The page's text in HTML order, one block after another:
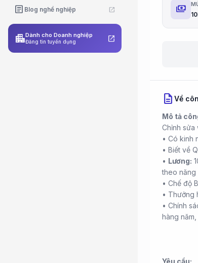
article Blog nghề nghiệp open_in_new
apartmentDành cho Doanh nghiệp
Đăng tin tuyển dụng open_in_new
payments
description Về
Mô tả
Chỉnh
• Có kinh
• Biết về
• Lương:
theo năng
• Chế độ
• Thưởng
• Chính
hàng
Yêu cầu: